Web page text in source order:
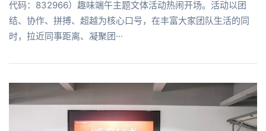
代码：832966）趣味端午主题文体活动热闹开场。活动以团
结、协作、拼搏、超越为核心口号，在丰富大家团队生活的同
时，拉近同事距离、凝聚团···